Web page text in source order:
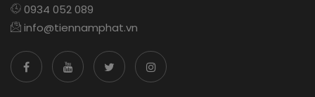
0934 052 089
info@tiennamphat.vn